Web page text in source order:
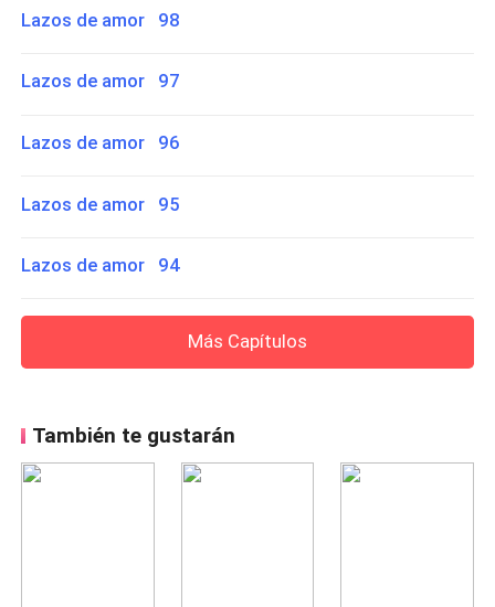
Lazos de amor 98
Lazos de amor 97
Lazos de amor 96
Lazos de amor 95
Lazos de amor 94
Más Capítulos
También te gustarán